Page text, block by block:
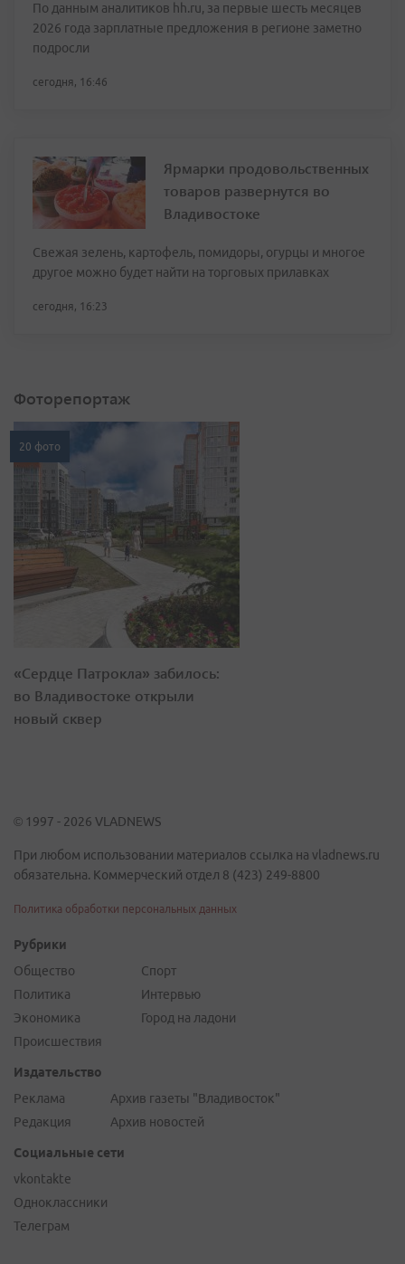
По данным аналитиков hh.ru, за первые шесть месяцев
2026 года зарплатные предложения в регионе заметно
подросли
сегодня, 16:46
Ярмарки продовольственных
товаров развернутся во
Владивостоке
Свежая зелень, картофель, помидоры, огурцы и многое
другое можно будет найти на торговых прилавках
сегодня, 16:23
Фоторепортаж
20 фото
«Сердце Патрокла» забилось:
во Владивостоке открыли
новый сквер
© 1997 - 2026 VLADNEWS
При любом использовании материалов ссылка на vladnews.ru
обязательна. Коммерческий отдел 8 (423) 249-8800
Политика обработки персональных данных
Рубрики
Общество
Политика
Экономика
Происшествия
Спорт
Интервью
Город на ладони
Издательство
Реклама
Редакция
Архив газеты "Владивосток"
Архив новостей
Социальные сети
vkontakte
Одноклассники
Телеграм